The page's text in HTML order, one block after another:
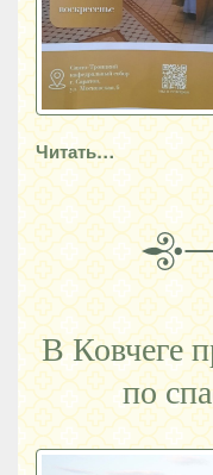
Читать…
В Ковчеге
по